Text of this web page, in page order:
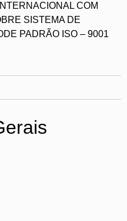
COM
SISTEMA DE
PADRÃO ISO – 9001